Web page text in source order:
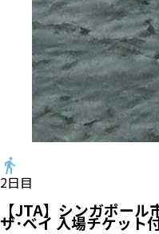
2日目
【JTA】シンガポー
ザ･ベイ 入場チケット